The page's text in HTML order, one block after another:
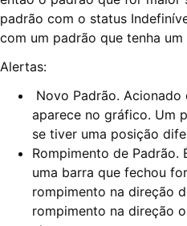
padrão com o status
com um padrão que tenha
Alertas:
Novo Padrão.
aparece no gráfico. Um
se tiver uma posição
Rompimento de Padrão.
uma barra que fechou
rompimento na direção
rompimento na direção